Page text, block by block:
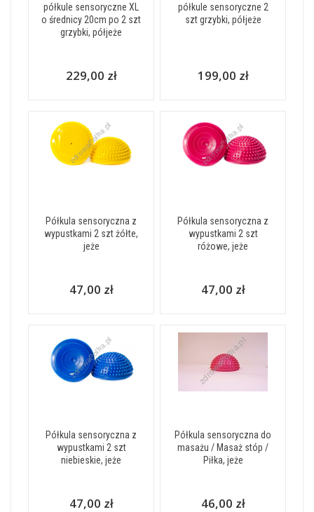
półkule sensoryczne XL
o średnicy 20cm po 2 szt
grzybki, półjeże
229,00 zł
półkule sensoryczne 2
szt grzybki, półjeże
199,00 zł
Półkula sensoryczna z
wypustkami 2 szt żółte,
jeże
47,00 zł
Półkula sensoryczna z
wypustkami 2 szt
różowe, jeże
47,00 zł
Półkula sensoryczna z
wypustkami 2 szt
niebieskie, jeże
47,00 zł
Półkula sensoryczna do
masażu / Masaż stóp /
Piłka, jeże
46,00 zł